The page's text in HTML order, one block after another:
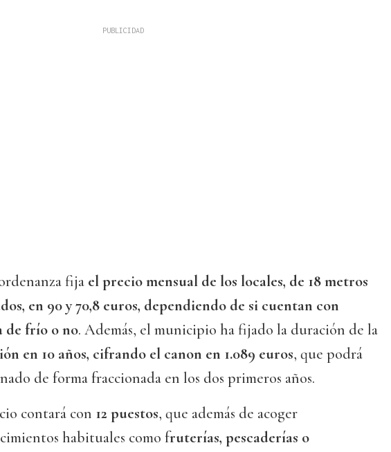
fija el precio mensual de los locales, de 18 metros
en 90 y 70,8 euros, dependiendo de si cuentan con
de frío o no. Además, el municipio ha fijado la duración de la
en 10 años, cifrando el canon en 1.089 euros, que podrá
de forma fraccionada en los dos primeros años.
contará con 12 puestos, que además de acoger
habituales como fruterías, pescaderías o